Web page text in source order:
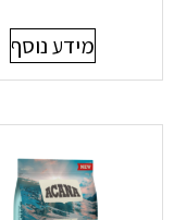
מידע נוסף